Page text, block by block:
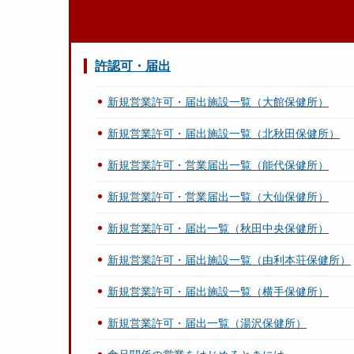
許認可・届出
新規営業許可・届出施設一覧（大館保健所）
新規営業許可・届出施設一覧（北秋田保健所）
新規営業許可・営業届出一覧（能代保健所）
新規営業許可・営業届出一覧（大仙保健所）
新規営業許可・届出一覧（秋田中央保健所）
新規営業許可・届出施設一覧（由利本荘保健所）
新規営業許可・届出施設一覧（横手保健所）
新規営業許可・届出一覧（湯沢保健所）